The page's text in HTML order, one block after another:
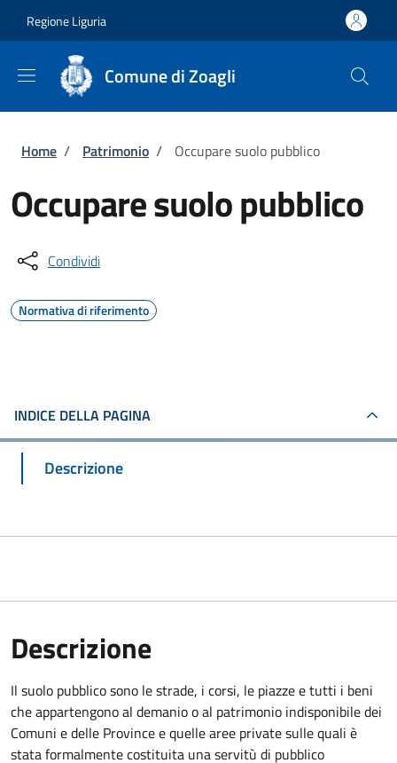
Regione Liguria
Comune di Zoagli
Briciole di pane
Home / Patrimonio / Occupare suolo pubblico
Occupare suolo pubblico
Condividi
Normativa di riferimento
INDICE DELLA PAGINA
Descrizione
Descrizione
Il suolo pubblico sono le strade, i corsi, le piazze e tutti i beni
che appartengono al demanio o al patrimonio indisponibile dei
Comuni e delle Province e quelle aree private sulle quali è
stata formalmente costituita una servitù di pubblico